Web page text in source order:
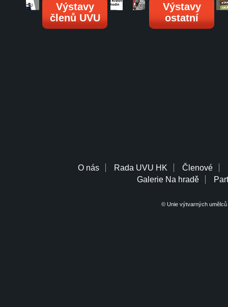
Výstavy
členů UVU
Výstavy
ostatní
O nás Rada UVU HK Členové
Galerie Na hradě
© Unie výtvarných